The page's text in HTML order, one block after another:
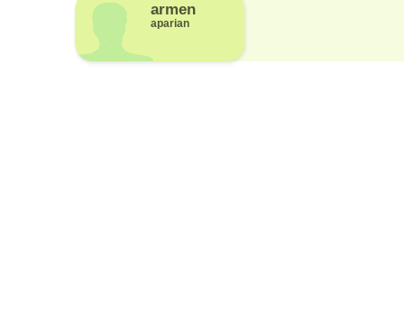
armen
aparian